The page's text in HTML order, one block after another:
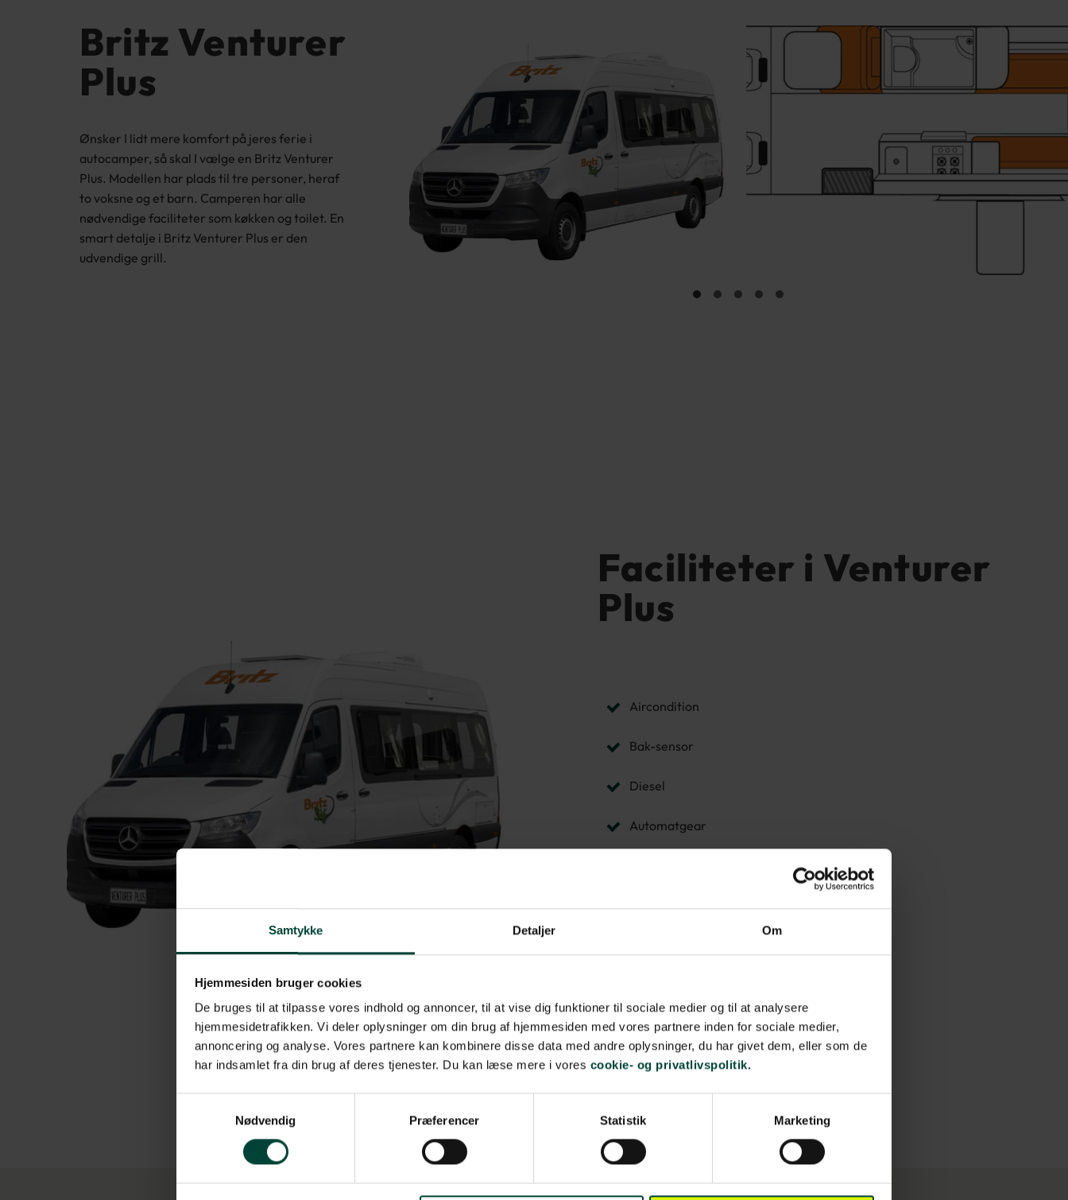
Samtykke Detaljer Om
Hjemmesiden bruger cookies
De bruges til at tilpasse vores indhold og annoncer, til at vise dig funktioner til sociale medier og til at analysere
hjemmesidetrafikken. Vi deler oplysninger om din brug af hjemmesiden med vores partnere inden for sociale medier,
annoncering og analyse. Vores partnere kan kombinere disse data med andre oplysninger, du har givet dem, eller som de
har indsamlet fra din brug af deres tjenester. Du kan læse mere i vores cookie- og privatlivspolitik.
Nødvendig
Præferencer Statistik Marketing
Britz Venturer
Plus
Ønsker I lidt mere komfort på jeres ferie i
autocamper, så skal I vælge en Britz Venturer
Plus. Modellen har plads til tre personer, heraf
to voksne og et barn. Camperen har alle
nødvendige faciliteter som køkken og toilet. En
smart detalje i Britz Venturer Plus er den
udvendige grill.
Faciliteter i Venturer
Plus
Aircondition
Bak-sensor
Diesel
Automatgear
Gaskomfur
Udvendig grill